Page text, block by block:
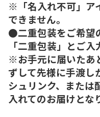
※「名入れ不可」ア
できません。
●二重包装をご希望
「二重包装」とご入
※お手元に届いたあ
ずして先様に手渡し
シュリンク、または
入れてのお届けとな